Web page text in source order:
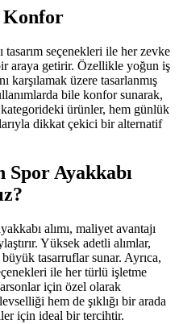
Konfor
tasarım seçenekleri ile her zevke
araya getirir. Özellikle yoğun iş
karşılamak üzere tasarlanmış
bile konfor sunarak,
ürünler, hem günlük
dikkat çekici bir alternatif
Spor Ayakkabı
alımı, maliyet avantajı
Yüksek adetli alımlar,
tasarruflar sunar. Ayrıca,
ile her türlü işletme
için özel olarak
hem de şıklığı bir arada
için ideal bir tercihtir.